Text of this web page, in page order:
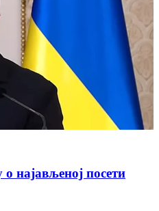
најављеној посети